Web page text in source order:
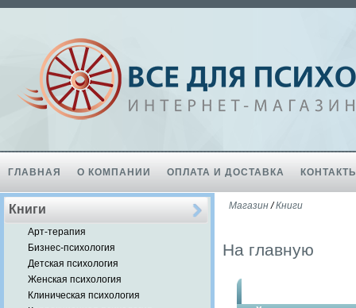
ГЛАВНАЯ О КОМПАНИИ ОПЛАТА И ДОСТАВКА
Книги
Арт-терапия
Бизнес-психология
Детская психология
Женская психология
Клиническая психология
Магазин/Книги
На главную